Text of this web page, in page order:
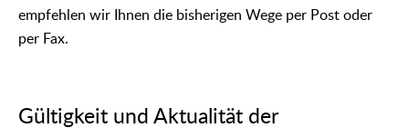
empfehlen wir Ihnen die bisherigen Wege per Post oder
per Fax.
Gültigkeit und Aktualität der